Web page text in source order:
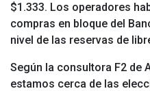
$1.333. Los operadores
compras en bloque del
nivel de las reservas de
Según la consultora F2 de
estamos cerca de las